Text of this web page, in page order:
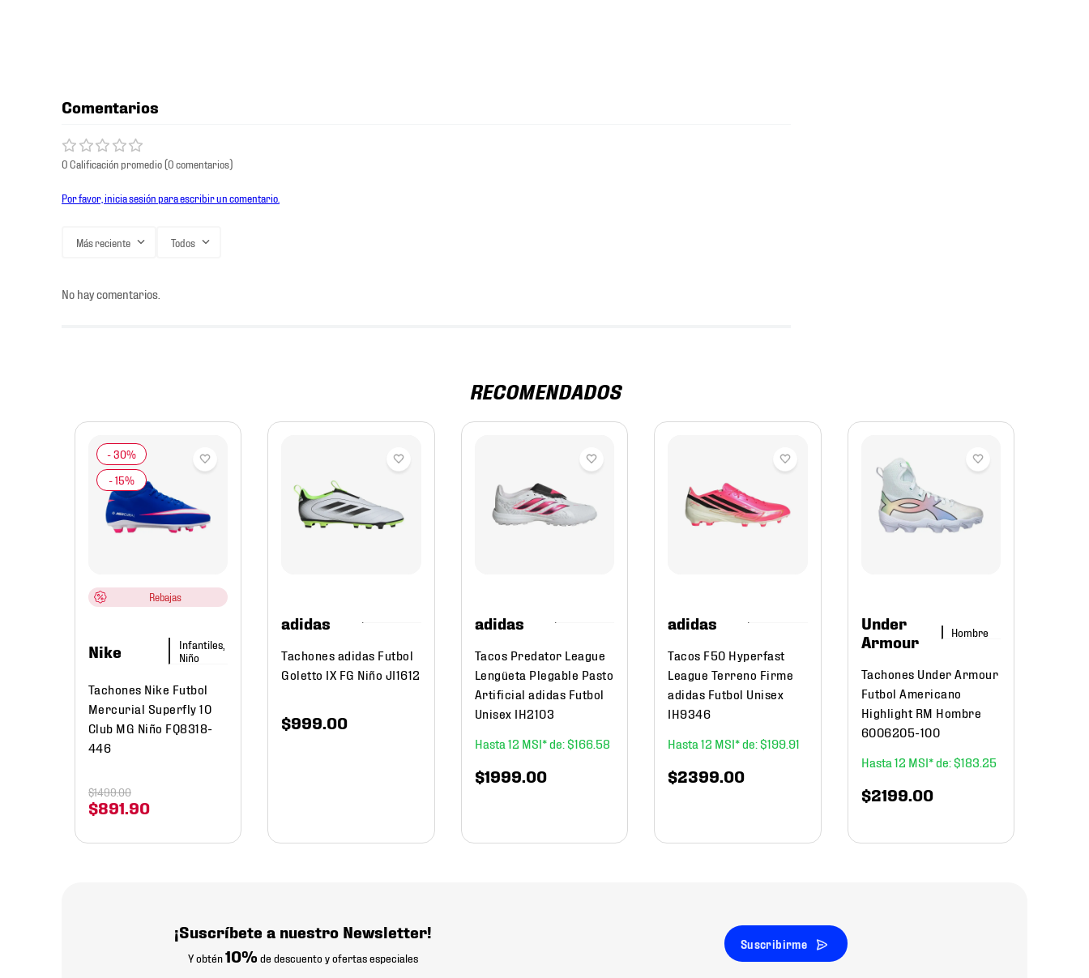
Comentarios
0 Calificación promedio(0 comentarios)
Por favor, inicia sesión para escribir un comentario.
Más reciente Todos
No hay comentarios.
RECOMENDADOS
Rebajas
Nike
Infantiles,
Niño
Tachones Nike Futbol
Mercurial Superfly 10
Club MG Niño FQ8318-
446
$891.90
$1499.00
adidas
Tachones adidas Futbol
Goletto IX FG Niño JI1612
$999.00
adidas
Tacos Predator League
Lengüeta Plegable Pasto
Artificial adidas Futbol
Unisex IH2103
12
$166. 58
$1999.00
adidas
Tacos F50 Hyperfast
League Terreno Firme
adidas Futbol Unisex
IH9346
12
$199 91
$2399.00
Under
Armour
Hombre
Tachones Under Armour
Futbol Americano
Highlight RM Hombre
6006205-100
12
$183 25
$2199.00
¡Suscríbete a nuestro Newsletter!
Y obtén10% de descuento y ofertas especiales
Suscribirme